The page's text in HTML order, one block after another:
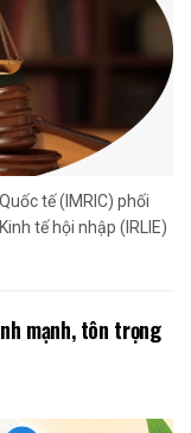
tế (IMRIC) phối
tế hội nhập (IRLIE)
mạnh, tôn trọng